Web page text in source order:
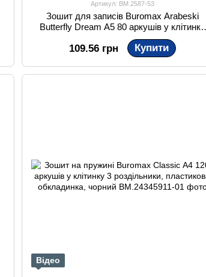
Артикул: BM.2587-53
Зошит для записів Buromax Arabeski
Butterfly Dream A5 80 аркушів у клітинку
маренго
109.56 грн Купити
Відео